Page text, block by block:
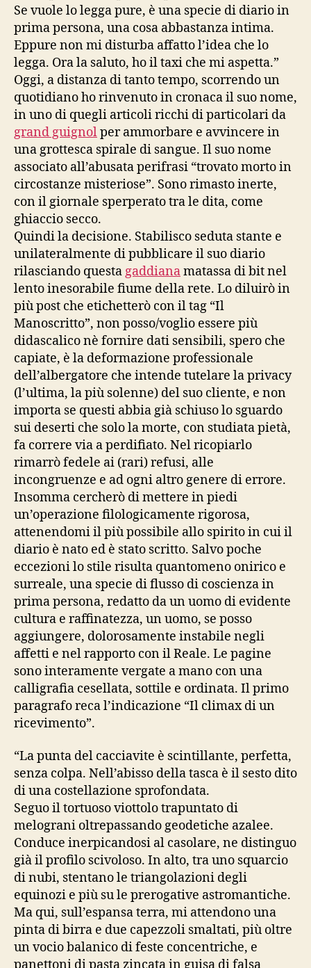
Se vuole lo legga pure, è una specie di diario in
prima persona, una cosa abbastanza intima.
Eppure non mi disturba affatto l’idea che lo
legga. Ora la saluto, ho il taxi che mi aspetta.”
Oggi, a distanza di tanto tempo, scorrendo un
quotidiano ho rinvenuto in cronaca il suo nome,
in uno di quegli articoli ricchi di particolari da
grand guignolper ammorbare e avvincere in
una grottesca spirale di sangue. Il suo nome
associato all’abusata perifrasi “trovato morto in
circostanze misteriose”. Sono rimasto inerte,
con il giornale sperperato tra le dita, come
ghiaccio secco.
Quindi la decisione. Stabilisco seduta stante e
unilateralmente di pubblicare il suo diario
rilasciando questa gaddianamatassa di bit nel
lento inesorabile fiume della rete. Lo diluirò in
più post che etichetterò con il tag “Il
Manoscritto”, non posso/voglio essere più
didascalico nè fornire dati sensibili, spero che
capiate, è la deformazione professionale
dell’albergatore che intende tutelare la privacy
(l’ultima, la più solenne) del suo cliente, e non
importa se questi abbia già schiuso lo sguardo
sui deserti che solo la morte, con studiata pietà,
fa correre via a perdifiato. Nel ricopiarlo
rimarrò fedele ai (rari) refusi, alle
incongruenze e ad ogni altro genere di errore.
Insomma cercherò di mettere in piedi
un’operazione filologicamente rigorosa,
attenendomi il più possibile allo spirito in cui il
diario è nato ed è stato scritto. Salvo poche
eccezioni lo stile risulta quantomeno onirico e
surreale, una specie di flusso di coscienza in
prima persona, redatto da un uomo di evidente
cultura e raffinatezza, un uomo, se posso
aggiungere, dolorosamente instabile negli
affetti e nel rapporto con il Reale. Le pagine
sono interamente vergate a mano con una
calligrafia cesellata, sottile e ordinata. Il primo
paragrafo reca l’indicazione “Il climax di un
ricevimento”.
“La punta del cacciavite è scintillante, perfetta,
senza colpa. Nell’abisso della tasca è il sesto dito
di una costellazione sprofondata.
Seguo il tortuoso viottolo trapuntato di
melograni oltrepassando geodetiche azalee.
Conduce inerpicandosi al casolare, ne distinguo
già il profilo scivoloso. In alto, tra uno squarcio
di nubi, stentano le triangolazioni degli
equinozi e più su le prerogative astromantiche.
Ma qui, sull’espansa terra, mi attendono una
pinta di birra e due capezzoli smaltati, più oltre
un vocio balanico di feste concentriche, e